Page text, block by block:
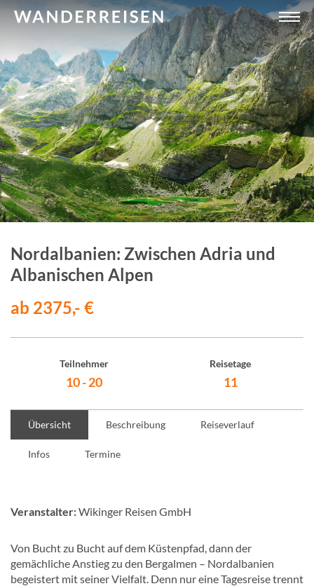
Nordalbanien: Zwischen Adria und
Albanischen Alpen
ab 2375,- €
Teilnehmer
10 - 20
Reisetage
11
Übersicht Beschreibung Reiseverlauf
Infos Termine
Veranstalter:Wikinger Reisen GmbH
Von Bucht zu Bucht auf dem Küstenpfad, dann der
gemächliche Anstieg zu den Bergalmen – Nordalbanien
begeistert mit seiner Vielfalt. Denn nur eine Tagesreise trennt